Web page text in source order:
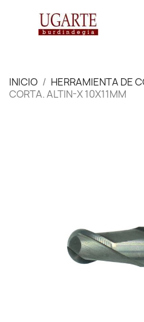
INICIO HERRAMIENTA DE
CORTA. ALTIN-X 10X11MM